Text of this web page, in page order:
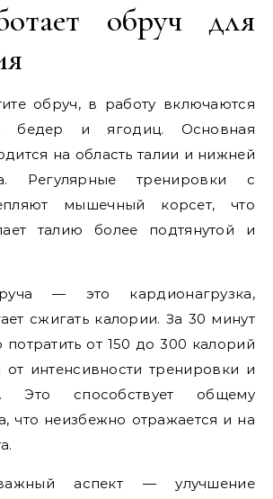
обруч для
обруч, в работу включаются
бедер и ягодиц. Основная
на область талии и нижней
Регулярные тренировки с
мышечный корсет, что
талию более подтянутой и
— это кардионагрузка,
сжигать калории. За 30 минут
от 150 до 300 калорий
от интенсивности тренировки и
Это способствует общему
что неизбежно отражается и на
аспект — улучшение